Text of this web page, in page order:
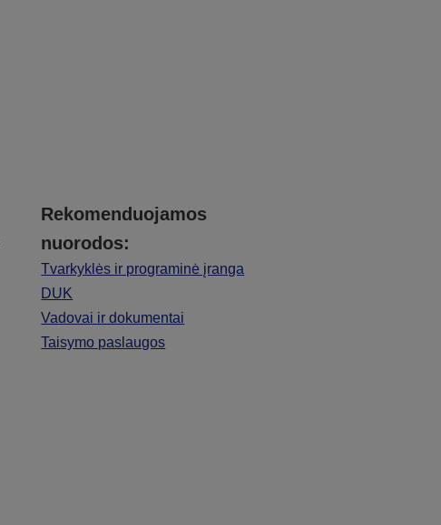
Rekomenduojamos
nuorodos:
Tvarkyklės ir programinė įranga
DUK
Vadovai ir dokumentai
Taisymo paslaugos